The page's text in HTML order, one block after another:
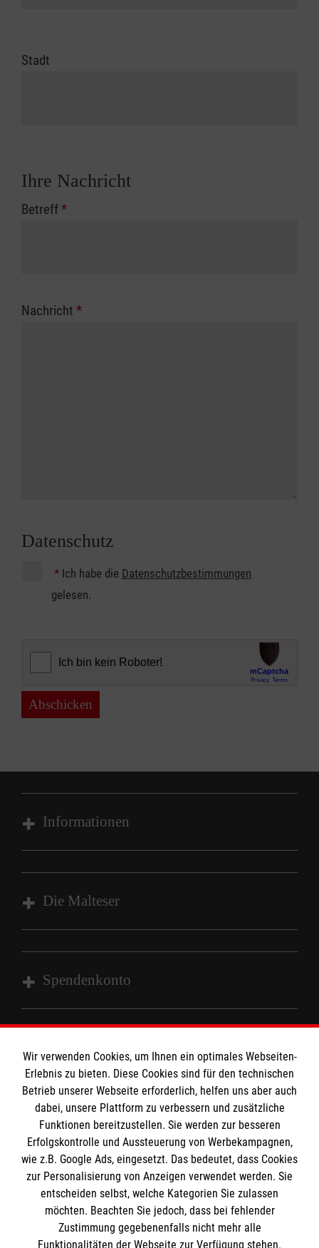
Stadt
Ihre Nachricht
Betreff*
Nachricht *
Datenschutz
* Ich habe die Datenschutzbestimmungen
gelesen.
Abschicken
Informationen
Impressum
Datenschutz
Die Malteser
Malteser in Deutschland
Malteserorden
Spendenkonto
Empfänger: Malteser Hilfsdienst e.V.
Bank: Sparkasse Wiesental
IBAN: DE97683515570003232774
BLC: 68351557
Kontonummer: 0003232774
So finden Sie uns
Gündenhausen 31
79650 Schopfheim
Ehrenamt.Wiesental@malteser.org
Der Malteser Hilfsdienst e.V. ist als eingetragene
gemeinnützige Organisation von der Körperschaft- und
Gewerbesteuer befreit.
Medizinproduktesicherheit
Gemäß § 6 Abs. 1 MPBetreibV müssen
Wir verwenden Cookies, um Ihnen ein optimales Webseiten-
Erlebnis zu bieten. Diese Cookies sind für den technischen
Betrieb unserer Webseite erforderlich, helfen uns aber auch
dabei, unsere Plattform zu verbessern und zusätzliche
Funktionen bereitzustellen. Sie werden zur besseren
Erfolgskontrolle und Aussteuerung von Werbekampagnen,
wie z.B. Google Ads, eingesetzt. Das bedeutet, dass Cookies
zur Personalisierung von Anzeigen verwendet werden. Sie
entscheiden selbst, welche Kategorien Sie zulassen
möchten. Beachten Sie jedoch, dass bei fehlender
Zustimmung gegebenenfalls nicht mehr alle
Funktionalitäten der Webseite zur Verfügung stehen.